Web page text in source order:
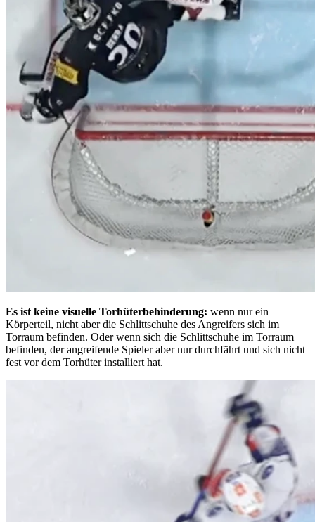
Es ist keine visuelle Torhüterbehinderung: wenn nur ein
Körperteil, nicht aber die Schlittschuhe des Angreifers sich im
Torraum befinden. Oder wenn sich die Schlittschuhe im Torraum
befinden, der angreifende Spieler aber nur durchfährt und sich nicht
fest vor dem Torhüter installiert hat.